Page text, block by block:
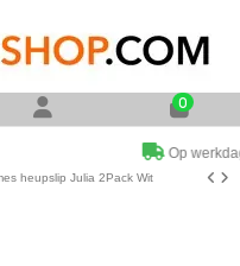
0
zelfde dag verzonden
heupslip Julia 2Pack Wit